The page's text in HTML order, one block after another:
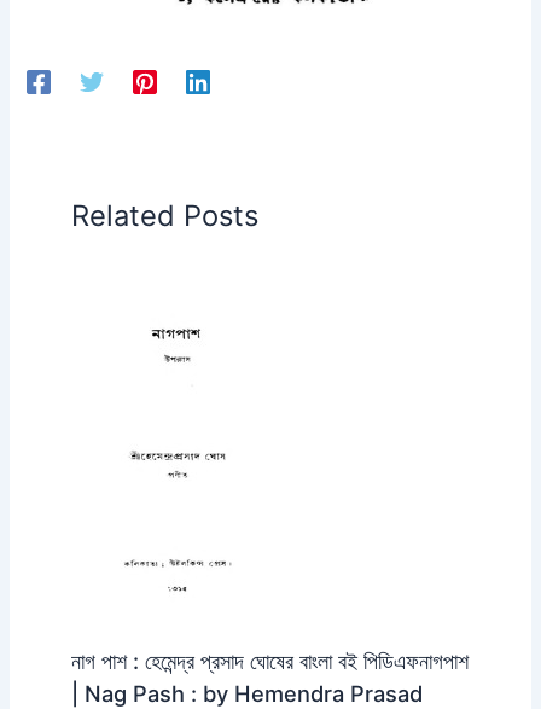
Related Posts
নাগ পাশ : হেমেন্দ্র প্রসাদ ঘোষের বাংলা বই পিডিএফনাগপাশ
| Nag Pash : by Hemendra Prasad